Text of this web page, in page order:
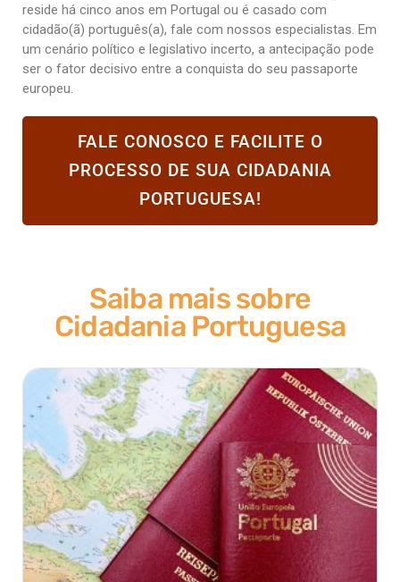
reside há cinco anos em Portugal ou é casado com
cidadão(ã) português(a), fale com nossos especialistas. Em
um cenário político e legislativo incerto, a antecipação pode
ser o fator decisivo entre a conquista do seu passaporte
europeu.
FALE CONOSCO E FACILITE O
PROCESSO DE SUA CIDADANIA
PORTUGUESA!
Saiba mais sobre
Cidadania Portuguesa